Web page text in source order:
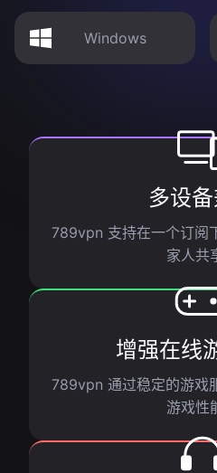
Windows
多设
789vpn 支持在一个订阅
家人共
增强在线
789vpn 通过稳定的游戏
游戏性